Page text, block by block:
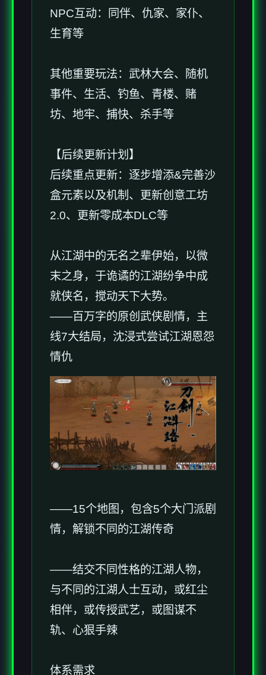
NPC互动：同伴、仇家、家仆、
生育等
其他重要玩法：武林大会、随机
事件、生活、钓鱼、青楼、赌
坊、地牢、捕快、杀手等
【后续更新计划】
后续重点更新：逐步增添&完善沙
盒元素以及机制、更新创意工坊
2.0、更新零成本DLC等
从江湖中的无名之辈伊始，以微
末之身，于诡谲的江湖纷争中成
就侠名，搅动天下大势。
——百万字的原创武侠剧情，主
线7大结局，沈浸式尝试江湖恩怨
情仇
——15个地图，包含5个大门派剧
情，解锁不同的江湖传奇
——结交不同性格的江湖人物，
与不同的江湖人士互动，或红尘
相伴，或传授武艺，或图谋不
轨、心狠手辣
体系需求